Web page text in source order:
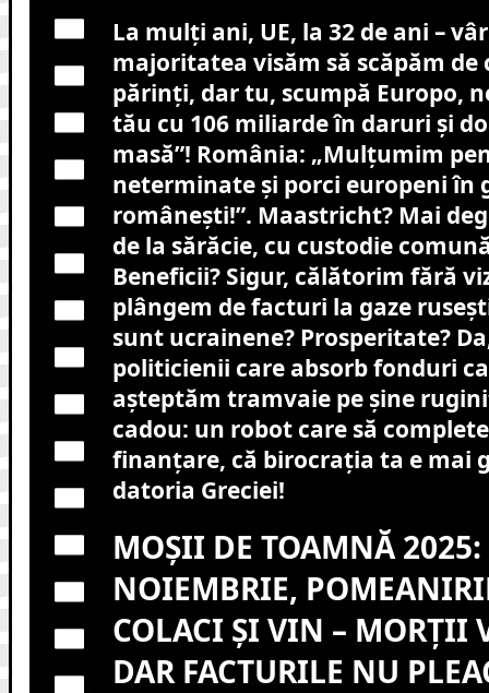
La mulți ani, UE, la 32 de ani –
majoritatea visăm să scăpăm de
părinți, dar tu, scumpă Europo,
tău cu 106 miliarde în daruri și
masă”! România: „Mulțumim
neterminate și porci europeni în
românești!”. Maastricht? Mai
de la sărăcie, cu custodie
Beneficii? Sigur, călătorim fără
plângem de facturi la gaze
sunt ucrainene? Prosperitate?
politicienii care absorb fonduri
așteptăm tramvaie pe șine
cadou: un robot care să
finanțare, că birocrația ta e mai
datoria Greciei!
MOȘII DE TOAMNĂ 2025:
NOIEMBRIE,
COLACI ȘI VIN – MORȚII
DAR FACTURILE NU